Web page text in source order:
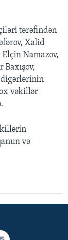
tərəfindən
Xalid
Elçin Namazov,
digərlərinin
vəkillər
və